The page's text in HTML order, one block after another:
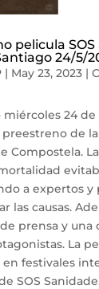
pelicula SOS
24/5/
| May 23, 2023|
24 de
preestreno de
Compostela.
a expertos y
las causas.
prensa y una
La
festivales
SOS